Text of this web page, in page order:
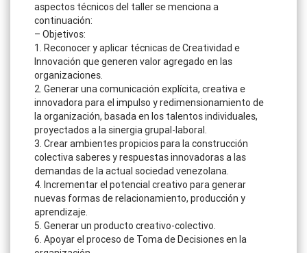
aspectos técnicos del taller se menciona a
continuación:
– Objetivos:
1. Reconocer y aplicar técnicas de Creatividad e
Innovación que generen valor agregado en las
organizaciones.
2. Generar una comunicación explícita, creativa e
innovadora para el impulso y redimensionamiento de
la organización, basada en los talentos individuales,
proyectados a la sinergia grupal-laboral.
3. Crear ambientes propicios para la construcción
colectiva saberes y respuestas innovadoras a las
demandas de la actual sociedad venezolana.
4. Incrementar el potencial creativo para generar
nuevas formas de relacionamiento, producción y
aprendizaje.
5. Generar un producto creativo-colectivo.
6. Apoyar el proceso de Toma de Decisiones en la